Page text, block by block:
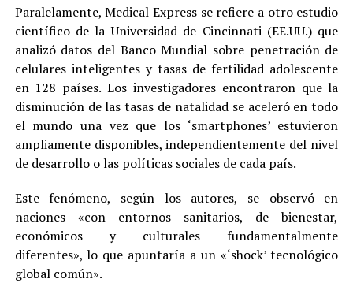
Paralelamente, Medical Express se refiere a otro estudio
científico de la Universidad de Cincinnati (EE.UU.) que
analizó datos del Banco Mundial sobre penetración de
celulares inteligentes y tasas de fertilidad adolescente
en 128 países. Los investigadores encontraron que la
disminución de las tasas de natalidad se aceleró en todo
el mundo una vez que los ‘smartphones’ estuvieron
ampliamente disponibles, independientemente del nivel
de desarrollo o las políticas sociales de cada país.
Este fenómeno, según los autores, se observó en
naciones «con entornos sanitarios, de bienestar,
económicos y culturales fundamentalmente
diferentes», lo que apuntaría a un «‘shock’ tecnológico
global común».